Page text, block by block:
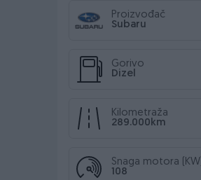
Proizvođač
Subaru
Gorivo
Dizel
Kilometraža
289.000km
Snaga motora (KW)
108